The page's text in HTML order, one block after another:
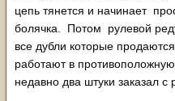
цепь тянется и начинает
болячка. Потом рулевой
все дубли которые
работают в противоположную
недавно два штуки заказал с